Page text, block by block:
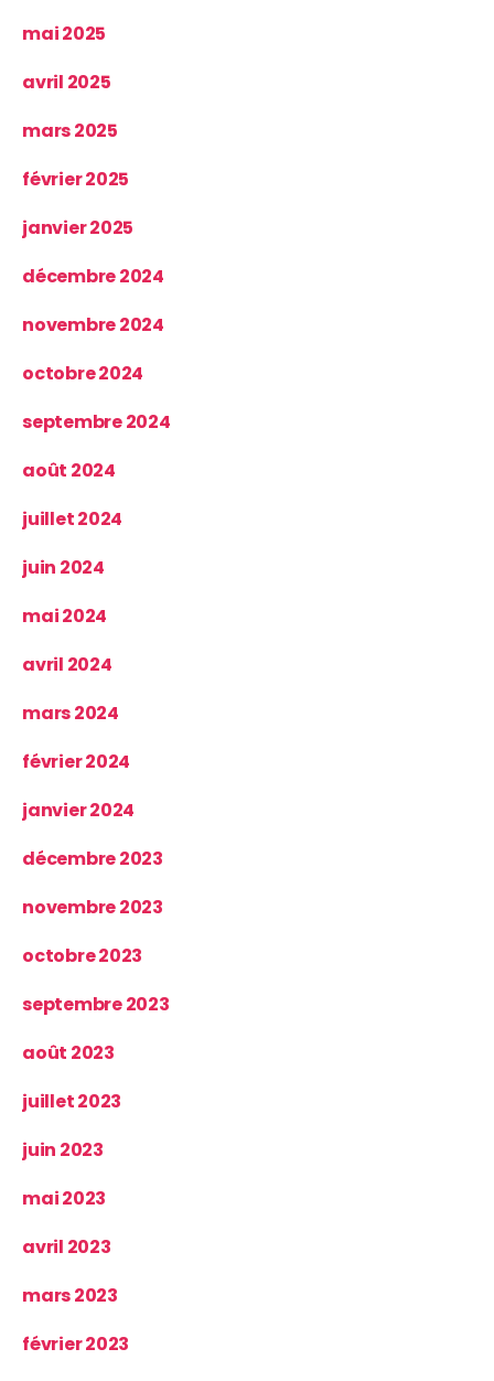
mai 2025
avril 2025
mars 2025
février 2025
janvier 2025
décembre 2024
novembre 2024
octobre 2024
septembre 2024
août 2024
juillet 2024
juin 2024
mai 2024
avril 2024
mars 2024
février 2024
janvier 2024
décembre 2023
novembre 2023
octobre 2023
septembre 2023
août 2023
juillet 2023
juin 2023
mai 2023
avril 2023
mars 2023
février 2023